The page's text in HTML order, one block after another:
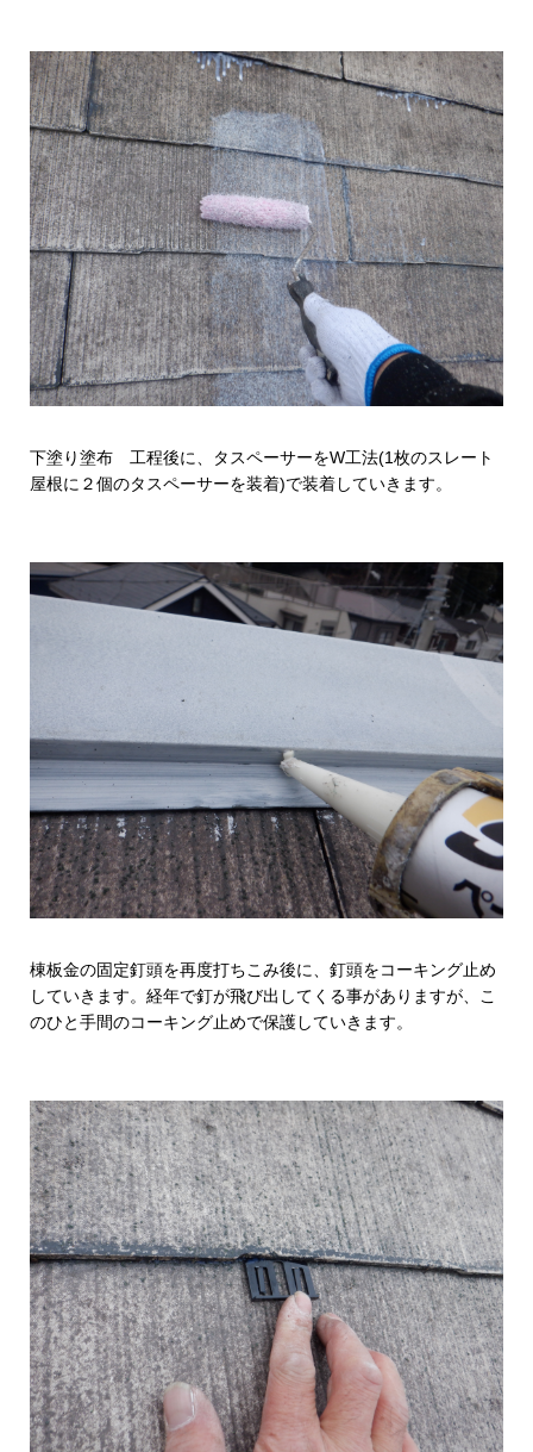
下塗り塗布 工程後に、タスペーサーをW工法(1枚のスレート
屋根に２個のタスペーサーを装着)で装着していきます。
棟板金の固定釘頭を再度打ちこみ後に、釘頭をコーキング止め
していきます。経年で釘が飛び出してくる事がありますが、こ
のひと手間のコーキング止めで保護していきます。